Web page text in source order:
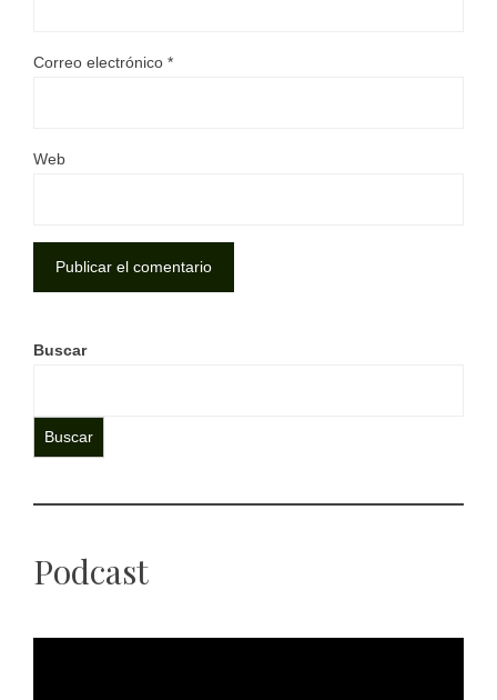
Correo electrónico *
Web
Buscar
Buscar
Podcast